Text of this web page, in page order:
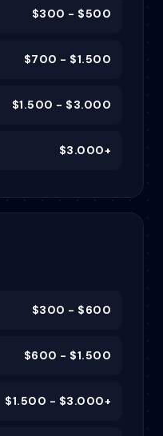
$300 - $500
$700 - $1.500
$1.500 - $3.000
$3.000+
$300 - $600
$600 - $1.500
$1.500 - $3.000+